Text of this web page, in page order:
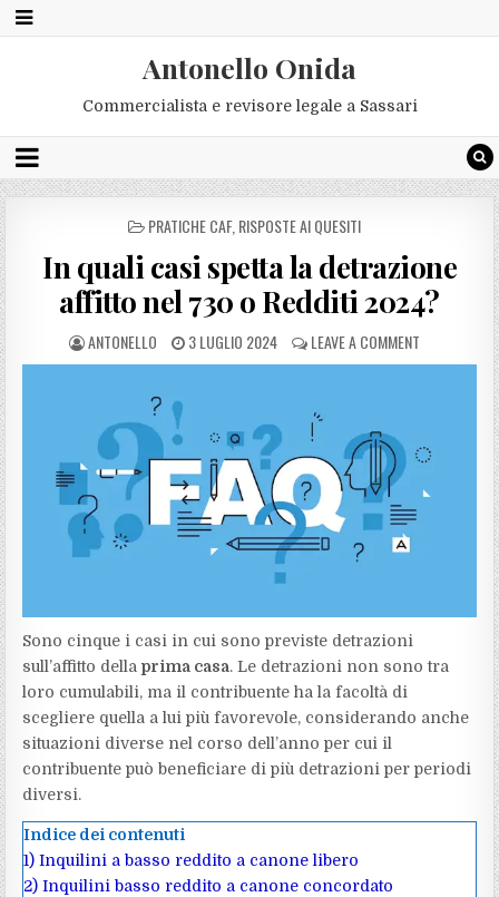
Antonello Onida
Commercialista e revisore legale a Sassari
POSTED
PRATICHE CAF, RISPOSTE AI QUESITI
In quali casi spetta la detrazione
affitto nel 730 o Redditi 2024?
ANTONELLO 3 LUGLIO 2024 LEAVE A COMMENT
Sono cinque i casi in cui sono previste detrazioni
sull’affitto dellaprima casa. Le detrazioni non sono tra
loro cumulabili, ma il contribuente ha la facoltà di
scegliere quella a lui più favorevole, considerando anche
situazioni diverse nel corso dell’anno per cui il
contribuente può beneficiare di più detrazioni per periodi
diversi.
Indice dei contenuti
1) Inquilini a basso reddito a canone libero
2) Inquilini basso reddito a canone concordato